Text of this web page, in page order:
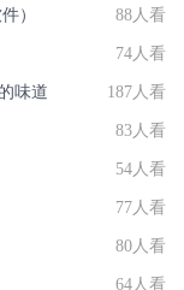
） 88人看
74人看
味道 187人看
83人看
54人看
77人看
80人看
64人看